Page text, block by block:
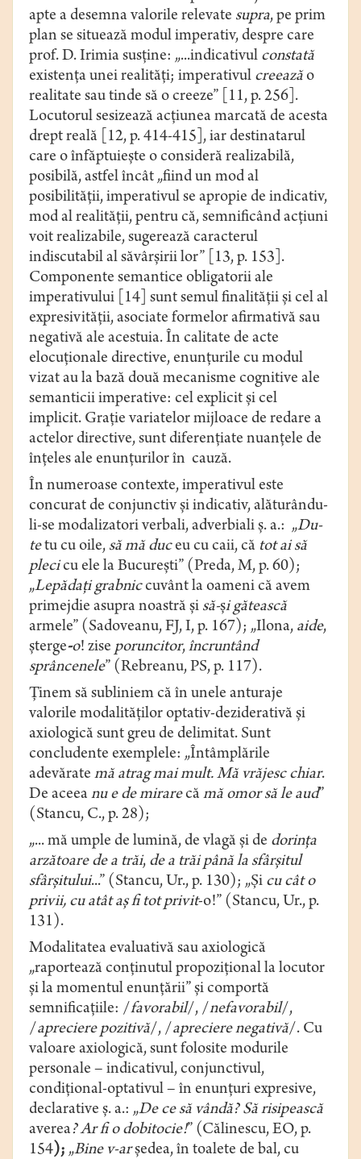
apte a desemna valorile relevate supra, pe prim
plan se situează modul imperativ, despre care
prof. D. Irimia susține: „...indicativul constată
existenţa unei realităţi; imperativul creează o
realitate sau tinde să o creeze” [11, p. 256].
Locutorul sesizează acţiunea marcată de acesta
drept reală [12, p. 414-415], iar destinatarul
care o înfăptuieşte o consideră realizabilă,
posibilă, astfel încât „fiind un mod al
posibilităţii, imperativul se apropie de indicativ,
mod al realităţii, pentru că, semnificând acţiuni
voit realizabile, sugerează caracterul
indiscutabil al săvârşirii lor” [13, p. 153].
Componente semantice obligatorii ale
imperativului [14] sunt semul finalității și cel al
expresivității, asociate formelor afirmativă sau
negativă ale acestuia. În calitate de acte
elocuționale directive, enunțurile cu modul
vizat au la bază două mecanisme cognitive ale
semanticii imperative: cel explicit și cel
implicit. Grație variatelor mijloace de redare a
actelor directive, sunt diferențiate nuanțele de
înțeles ale enunțurilor în cauză.
În numeroase contexte, imperativul este
concurat de conjunctiv și indicativ, alăturându-
li-se modalizatori verbali, adverbiali ș. a.: „Du-
tetu cu oile, să mă duceu cu caii, că tot ai să
plecicu ele la Bucureşti” (Preda, M, p. 60);
„Lepădaţigrabniccuvânt la oameni că avem
primejdie asupra noastră şi să-şi gătească
armele” (Sadoveanu, FJ, I, p. 167); „Ilona, aide,
şterge-o! zise poruncitor,încruntând
sprâncenele” (Rebreanu, PS, p. 117).
Ținem să subliniem că în unele anturaje
valorile modalităților optativ-deziderativă și
axiologică sunt greu de delimitat. Sunt
concludente exemplele: „Întâmplările
adevărate mă atragmai mult. Mă vrăjesc chiar.
De aceea nu e de mirare că mă omor să le aud”
(Stancu, C., p. 28);
„... mă umple de lumină, de vlagă și de dorința
arzătoare de a trăi, de a trăi până la sfârșitul
sfârșitului...” (Stancu, Ur., p. 130); „Și cu cât o
privii, cu atât aș fi tot privit-o!” (Stancu, Ur., p.
131).
Modalitatea evaluativă sau axiologică
„raportează conţinutul propoziţional la locutor
şi la momentul enunţării” și comportă
semnificaţiile: /favorabil/, /nefavorabil/,
/apreciere pozitivă/, /apreciere negativă/. Cu
valoare axiologică, sunt folosite modurile
personale – indicativul, conjunctivul,
condiţional-optativul – în enunţuri expresive,
declarative ş. a.: „De ce să vândă? Să risipească
averea?Ar fi o dobitocie!” (Călinescu, EO, p.
154); „Bine v-arşedea, în toalete de bal, cu